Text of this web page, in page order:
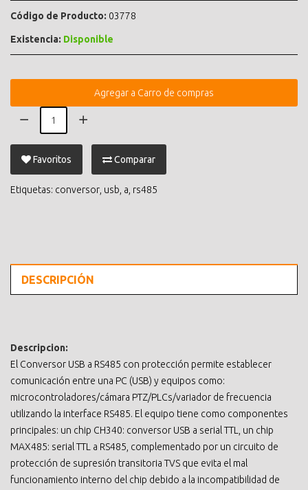
Código de Producto: 03778
Existencia: Disponible
Agregar a Carro de compras
Favoritos Comparar
Etiquetas: conversor usb a rs485
DESCRIPCIÓN
Descripcion:
El Conversor USB a RS485 con protección permite establecer
comunicación entre una PC (USB) y equipos como:
microcontroladores/cámara PTZ/PLCs/variador de frecuencia
utilizando la interface RS485. El equipo tiene como componentes
principales: un chip CH340: conversor USB a serial TTL, un chip
MAX485: serial TTL a RS485, complementado por un circuito de
protección de supresión transitoria TVS que evita el mal
funcionamiento interno del chip debido a la incompatibilidad de